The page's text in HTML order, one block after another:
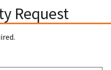
Request